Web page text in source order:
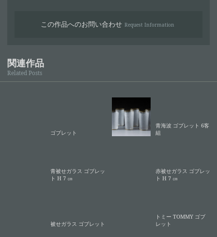
この作品へのお問い合わせ Request Information
関連作品
Related Posts
ゴブレット
青海波 ゴブレット 6客
組
青被せガラス ゴブレッ
ト H 7 ㎝
赤被せガラス ゴブレッ
ト H 7 ㎝
被せガラス ゴブレット
トミー TOMMY ゴブ
レット